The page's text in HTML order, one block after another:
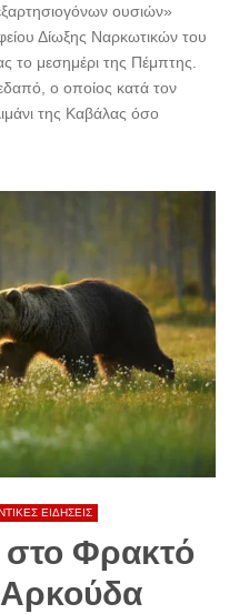
ουσιών»
Δίωξης Ναρκωτικών του
το μεσημέρι της Πέμπτης.
ο οποίος κατά τον
της Καβάλας όσο
ΕΙΔΗΣΕΙΣ
Φρακτό